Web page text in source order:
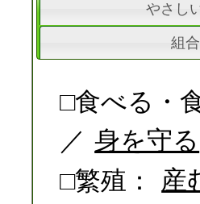
やさし
組
□食べる・
／ 身を守る
□繁殖：
産